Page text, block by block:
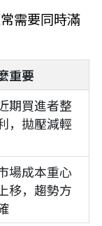
需要同時滿
重要
期買進者整
，拋壓減輕
場成本重心
移，趨勢方